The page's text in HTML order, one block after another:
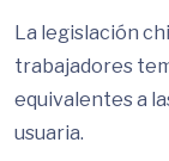
La legislación
trabajadores
equivalentes a
usuaria.